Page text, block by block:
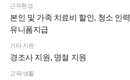
근무환경
본인 및 가족 치료비 할인, 청소 인
유니폼지급
기타 지원
경조사 지원, 명절 지원
교육/생활